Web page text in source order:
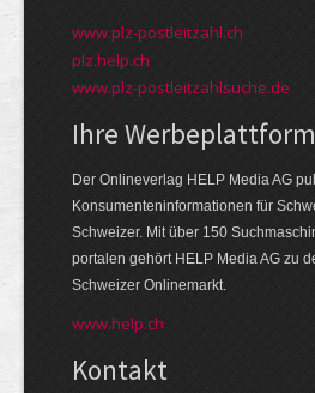
www.plz-postleitzahl.ch
plz.help.ch
www.plz-postleitzahlsuche.de
Ihre Werbeplattform
Der Onlineverlag HELP Media AG
Konsumenten­informationen für
Schweizer. Mit über 150
portalen gehört HELP Media AG zu
Schweizer Onlinemarkt.
www.help.ch
Kontakt